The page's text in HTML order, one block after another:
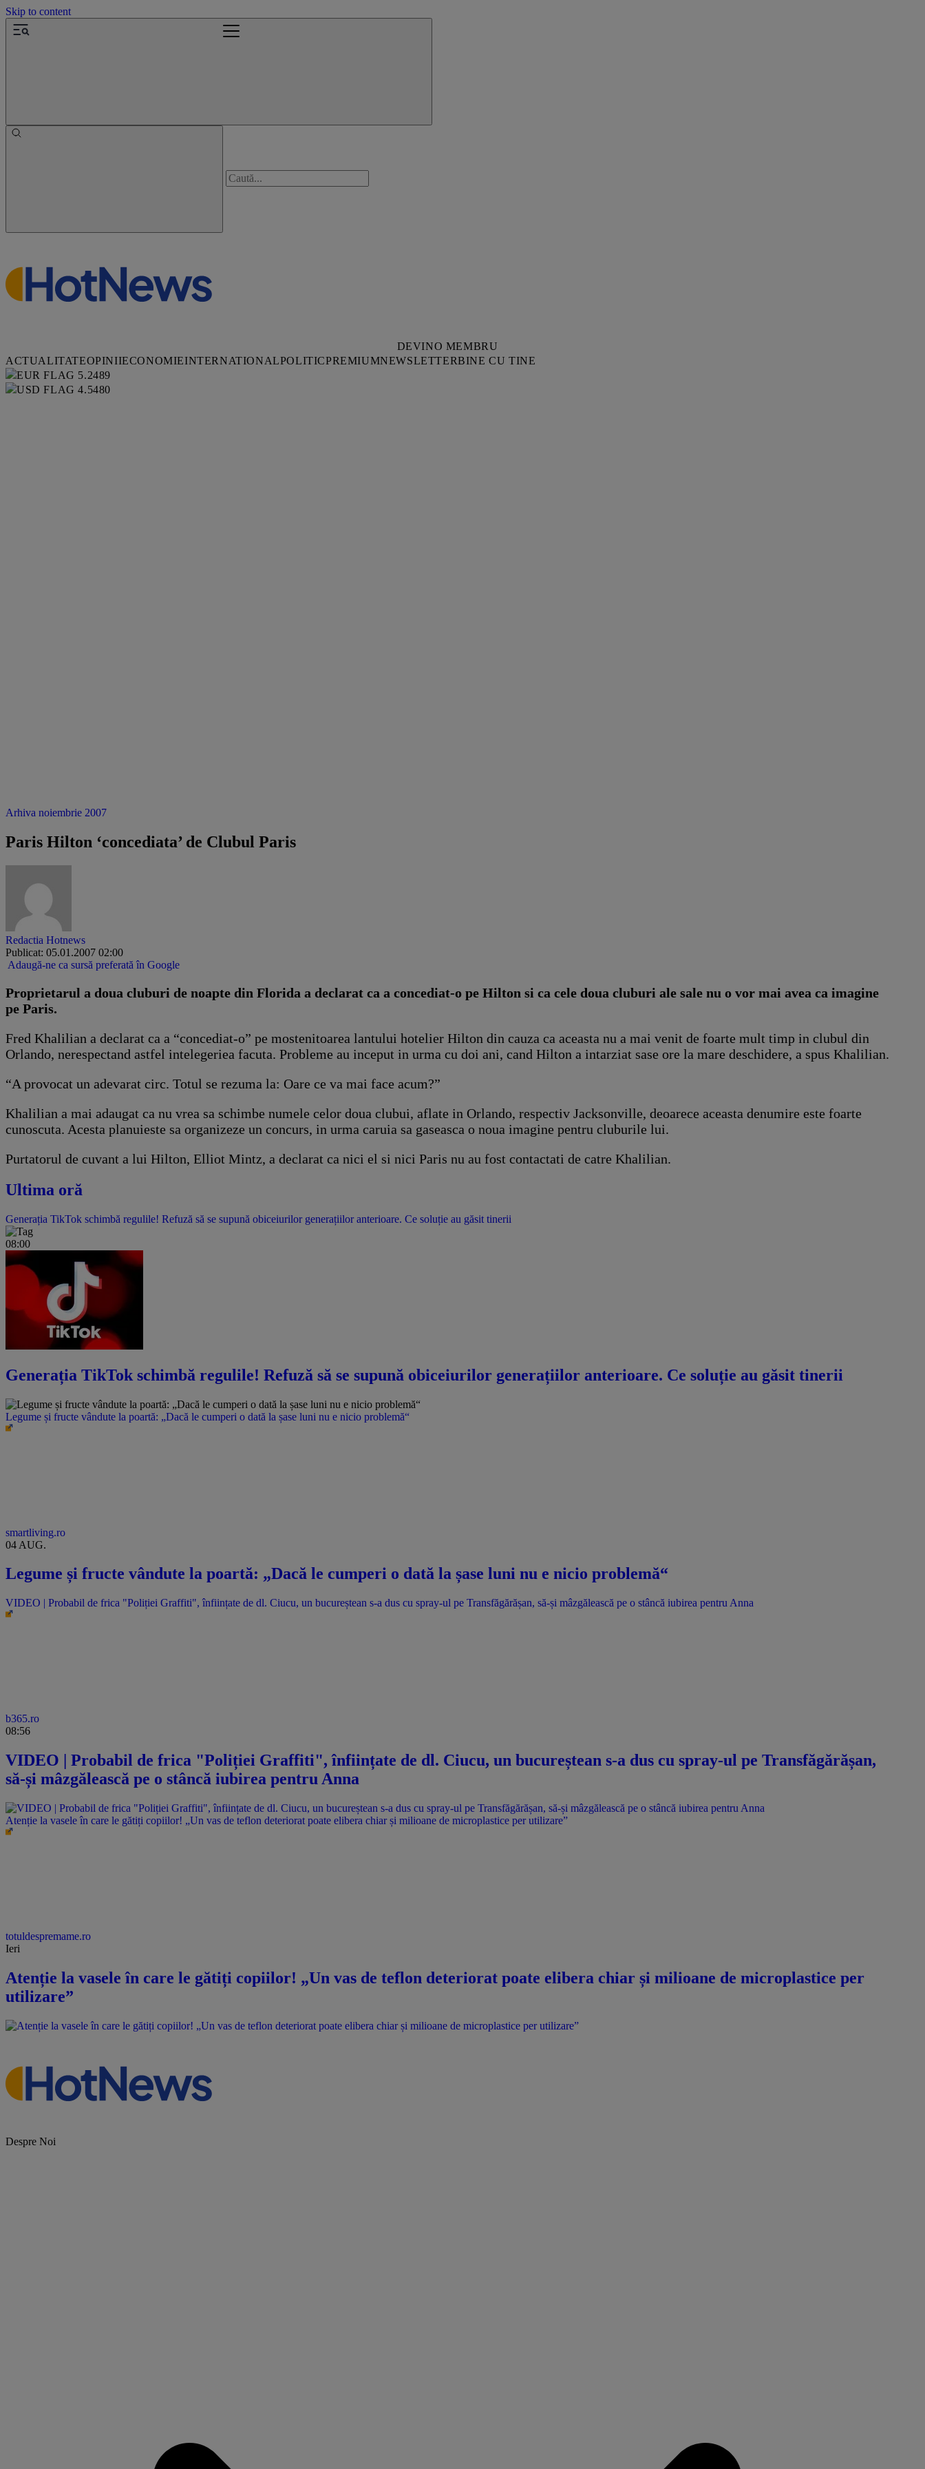
Skip to content
DEVINO MEMBRU
ACTUALITATEOPINIIECONOMIEINTERNATIONALPOLITICPREMIUMNEWSLETTERBINE CU TINE
5.2489
4.5480
Arhiva noiembrie 2007
Paris Hilton ‘concediata’ de Clubul Paris
Redactia Hotnews
Publicat: 05.01.2007 02:00
Adaugă-ne ca sursă preferată în Google
Proprietarul a doua cluburi de noapte din Florida a declarat ca a concediat-o pe Hilton si ca cele doua cluburi ale sale nu o vor mai avea ca imagine
pe Paris.
Fred Khalilian a declarat ca a “concediat-o” pe mostenitoarea lantului hotelier Hilton din cauza ca aceasta nu a mai venit de foarte mult timp in clubul din
Orlando, nerespectand astfel intelegeriea facuta. Probleme au inceput in urma cu doi ani, cand Hilton a intarziat sase ore la mare deschidere, a spus Khalilian.
“A provocat un adevarat circ. Totul se rezuma la: Oare ce va mai face acum?”
Khalilian a mai adaugat ca nu vrea sa schimbe numele celor doua clubui, aflate in Orlando, respectiv Jacksonville, deoarece aceasta denumire este foarte
cunoscuta. Acesta planuieste sa organizeze un concurs, in urma caruia sa gaseasca o noua imagine pentru cluburile lui.
Purtatorul de cuvant a lui Hilton, Elliot Mintz, a declarat ca nici el si nici Paris nu au fost contactati de catre Khalilian.
Ultima oră
Generația TikTok schimbă regulile! Refuză să se supună obiceiurilor generațiilor anterioare. Ce soluție au găsit tinerii
08:00
Generația TikTok schimbă regulile! Refuză să se supună obiceiurilor generațiilor anterioare. Ce soluție au găsit tinerii
Legume și fructe vândute la poartă: „Dacă le cumperi o dată la șase luni nu e nicio problemă“
smartliving.ro
04 AUG.
Legume și fructe vândute la poartă: „Dacă le cumperi o dată la șase luni nu e nicio problemă“
VIDEO | Probabil de frica "Poliției Graffiti", înființate de dl. Ciucu, un bucureștean s-a dus cu spray-ul pe Transfăgărășan, să-și mâzgălească pe o stâncă iubirea pentru Anna
b365.ro
08:56
VIDEO | Probabil de frica "Poliției Graffiti", înființate de dl. Ciucu, un bucureștean s-a dus cu spray-ul pe Transfăgărășan,
să-și mâzgălească pe o stâncă iubirea pentru Anna
Atenție la vasele în care le gătiți copiilor! „Un vas de teflon deteriorat poate elibera chiar și milioane de microplastice per utilizare”
totuldespremame.ro
Ieri
Atenție la vasele în care le gătiți copiilor! „Un vas de teflon deteriorat poate elibera chiar și milioane de microplastice per
utilizare”
Despre Noi